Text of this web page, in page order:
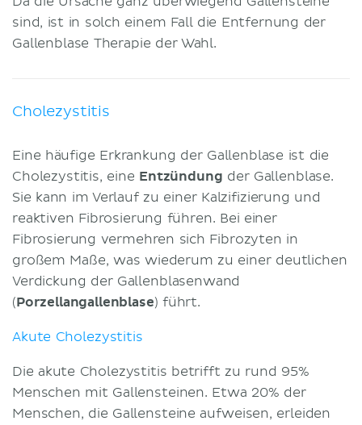
sind, ist in solch einem Fall die Entfernung der
Gallenblase Therapie der Wahl.
Cholezystitis
Eine häufige Erkrankung der Gallenblase ist die
Cholezystitis, eine Entzündung der Gallenblase.
Sie kann im Verlauf zu einer Kalzifizierung und
reaktiven Fibrosierung führen. Bei einer
Fibrosierung vermehren sich Fibrozyten in
großem Maße, was wiederum zu einer deutlichen
Verdickung der Gallenblasenwand
(Porzellangallenblase) führt.
Akute Cholezystitis
Die akute Cholezystitis betrifft zu rund 95%
Menschen mit Gallensteinen. Etwa 20% der
Menschen, die Gallensteine aufweisen, erleiden